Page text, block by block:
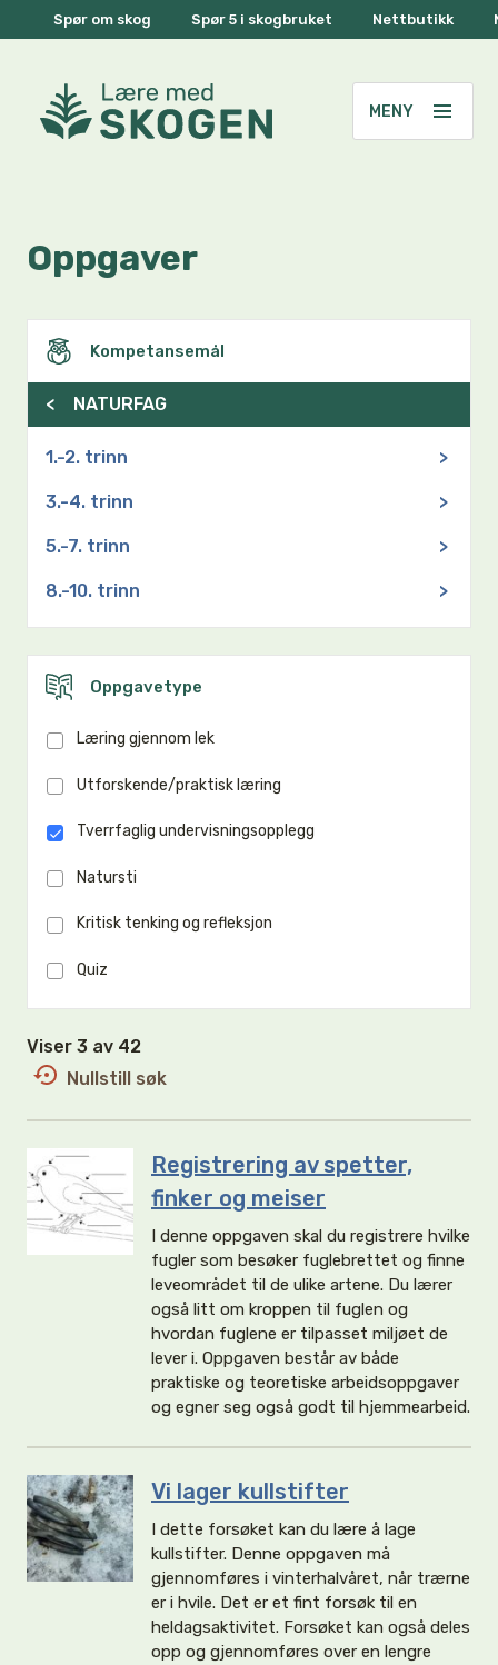
Spør om skog Spør 5 i skogbruket Nettbutikk
Oppgaver
Kompetansemål
< NATURFAG
1.-2. trinn >
3.-4. trinn >
5.-7. trinn >
8.-10. trinn >
Oppgavetype
Læring gjennom lek
Utforskende/praktisk læring
Tverrfaglig undervisningsopplegg
Natursti
Kritisk tenking og refleksjon
Quiz
Viser 3 av 42
Nullstill søk
Registrering av spetter,
finker og meiser
I denne oppgaven skal du registrere hvilke
fugler som besøker fuglebrettet og finne
leveområdet til de ulike artene. Du lærer
også litt om kroppen til fuglen og
hvordan fuglene er tilpasset miljøet de
lever i. Oppgaven består av både
praktiske og teoretiske arbeidsoppgaver
og egner seg også godt til hjemmearbeid.
Vi lager kullstifter
I dette forsøket kan du lære å lage
kullstifter. Denne oppgaven må
gjennomføres i vinterhalvåret, når trærne
er i hvile. Det er et fint forsøk til en
heldagsaktivitet. Forsøket kan også deles
opp og gjennomføres over en lengre